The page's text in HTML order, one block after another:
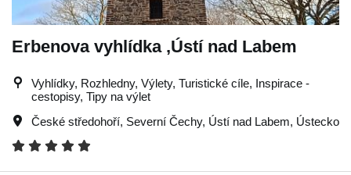
Erbenova vyhlídka ,Ústí nad Labem
Vyhlídky, Rozhledny, Výlety, Turistické cíle, Inspirace -
cestopisy, Tipy na výlet
České středohoří, Severní Čechy, Ústí nad Labem, Ústecko